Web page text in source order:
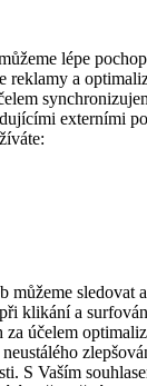
lépe
reklamy a
externími
můžeme sledovat
klikání a
účelem
S Vaším